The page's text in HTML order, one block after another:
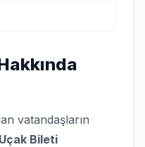
vatandaşların
Bileti